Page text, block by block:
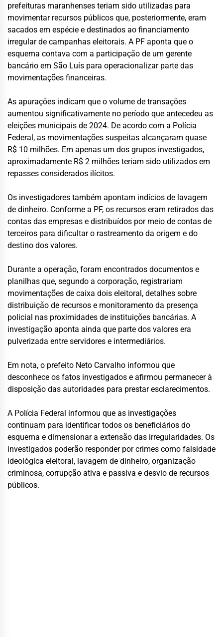
prefeituras maranhenses teriam sido utilizadas para
movimentar recursos públicos que, posteriormente, eram
sacados em espécie e destinados ao financiamento
irregular de campanhas eleitorais. A PF aponta que o
esquema contava com a participação de um gerente
bancário em São Luís para operacionalizar parte das
movimentações financeiras.
As apurações indicam que o volume de transações
aumentou significativamente no período que antecedeu as
eleições municipais de 2024. De acordo com a Polícia
Federal, as movimentações suspeitas alcançaram quase
R$ 10 milhões. Em apenas um dos grupos investigados,
aproximadamente R$ 2 milhões teriam sido utilizados em
repasses considerados ilícitos.
Os investigadores também apontam indícios de lavagem
de dinheiro. Conforme a PF, os recursos eram retirados das
contas das empresas e distribuídos por meio de contas de
terceiros para dificultar o rastreamento da origem e do
destino dos valores.
Durante a operação, foram encontrados documentos e
planilhas que, segundo a corporação, registrariam
movimentações de caixa dois eleitoral, detalhes sobre
distribuição de recursos e monitoramento da presença
policial nas proximidades de instituições bancárias. A
investigação aponta ainda que parte dos valores era
pulverizada entre servidores e intermediários.
Em nota, o prefeito Neto Carvalho informou que
desconhece os fatos investigados e afirmou permanecer à
disposição das autoridades para prestar esclarecimentos.
A Polícia Federal informou que as investigações
continuam para identificar todos os beneficiários do
esquema e dimensionar a extensão das irregularidades. Os
investigados poderão responder por crimes como falsidade
ideológica eleitoral, lavagem de dinheiro, organização
criminosa, corrupção ativa e passiva e desvio de recursos
públicos.